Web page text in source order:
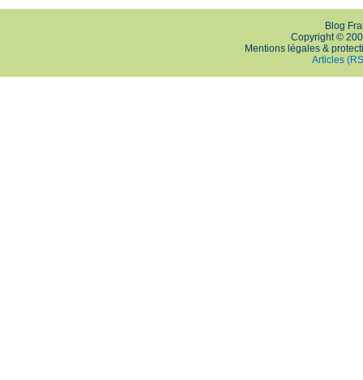
Blog
Copyright ©
Mentions légales &
Articles